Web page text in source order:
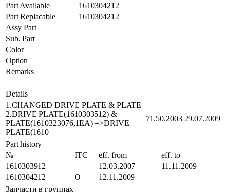
Part Available
1610304212
Part Replacable
1610304212
Assy Part
Sub. Part
Color
Option
Remarks
Details
1.CHANGED DRIVE PLATE & PLATE
2.DRIVE PLATE(1610303512) &
PLATE(1610323076,1EA) =>DRIVE
PLATE(1610
71.50.2003 29.07.2009
Part history
№
ITC eff. from
eff. to
1610303912
12.03.2007
11.11.2009
1610304212
O
12.11.2009
Запчасти в группах